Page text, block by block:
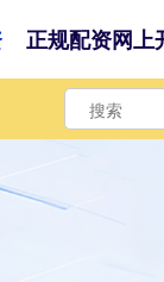
正规配资网上